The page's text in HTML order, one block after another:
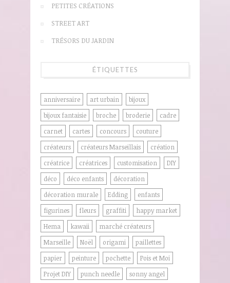
PETITES CRÉATIONS
STREET ART
TRÉSORS DU JARDIN
ÉTIQUETTES
anniversaire art urbain
bijoux
bijoux fantaisie
broche broderie
cadre
carnet
cartes concours
couture
créateurs
créateurs Marseillais
création
créatrice
créatrices customisation
DIY
déco
déco enfants
décoration
décoration murale
Edding
enfants
figurines
fleurs graffiti
happy market
Hema
kawaii
marché créateurs
Marseille
Noël origami
paillettes
papier
peinture pochette
Pois et Moi
Projet DIY
punch needle sonny angel